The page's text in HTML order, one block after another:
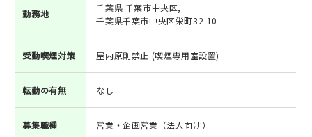
勤務地
千葉県 千葉市中央区,
千葉県千葉市中央区栄町32-10
受動喫煙対策 屋内原則禁止 (喫煙専用室設置)
転勤の有無 なし
募集職種 営業・企画営業（法人向け）